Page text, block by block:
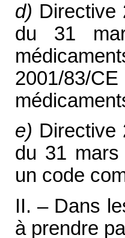
d) Directive
du 31
2001/83/
e) Directive
du 31 mars
un code
II. – Dans
à prendre